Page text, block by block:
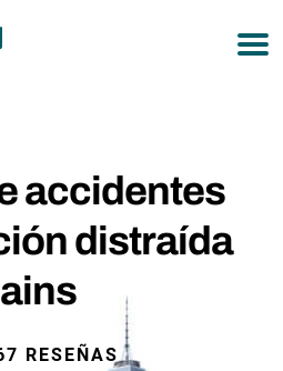
accidentes
distraída
RESEÑAS